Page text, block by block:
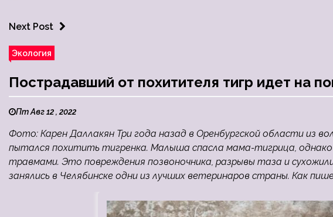
Next Post
Экология
Пострадавший от похитителя тигр идет на
Пт Авг 12 , 2022
Фото: Карен Даллакян Три года назад в Оренбургской области из
пытался похитить тигренка. Малыша спасла мама-тигрица,
травмами. Это повреждения позвоночника, разрывы таза и
занялись в Челябинске одни из лучших ветеринаров страны. Как